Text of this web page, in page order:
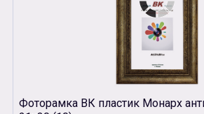
Фоторамка ВК пластик Монарх